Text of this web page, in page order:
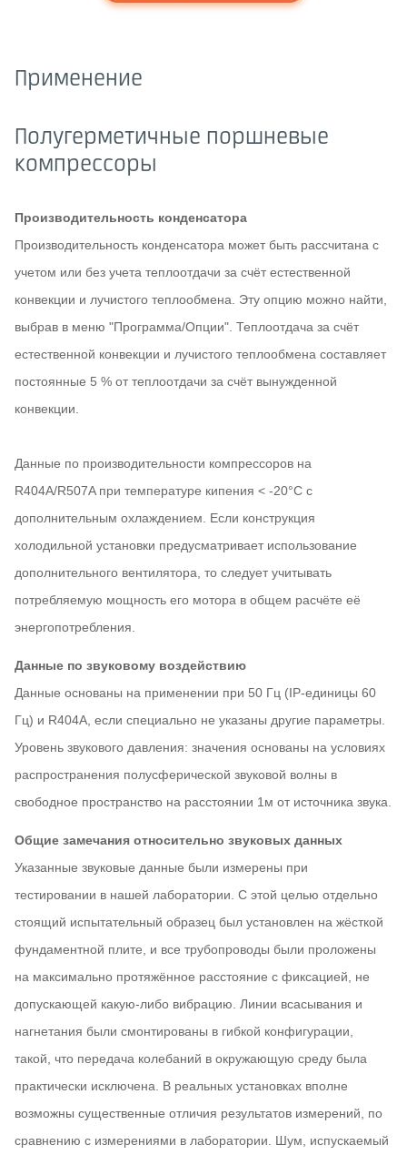
Применение
Полугерметичные поршневые
компрессоры
Производительность конденсатора
Производительность конденсатора может быть рассчитана с
учетом или без учета теплоотдачи за счёт естественной
конвекции и лучистого теплообмена. Эту опцию можно найти,
выбрав в меню "Программа/Опции". Теплоотдача за счёт
естественной конвекции и лучистого теплообмена составляет
постоянные 5 % от теплоотдачи за счёт вынужденной
конвекции.
Данные по производительности компрессоров на
R404A/R507A при температуре кипения < -20°С с
дополнительным охлаждением. Если конструкция
холодильной установки предусматривает использование
дополнительного вентилятора, то следует учитывать
потребляемую мощность его мотора в общем расчёте её
энергопотребления.
Данные по звуковому воздействию
Данные основаны на применении при 50 Гц (IP-единицы 60
Гц) и R404A, если специально не указаны другие параметры.
Уровень звукового давления: значения основаны на условиях
распространения полусферической звуковой волны в
свободное пространство на расстоянии 1м от источника звука.
Общие замечания относительно звуковых данных
Указанные звуковые данные были измерены при
тестировании в нашей лаборатории. С этой целью отдельно
стоящий испытательный образец был установлен на жёсткой
фундаментной плите, и все трубопроводы были проложены
на максимально протяжённое расстояние с фиксацией, не
допускающей какую-либо вибрацию. Линии всасывания и
нагнетания были смонтированы в гибкой конфигурации,
такой, что передача колебаний в окружающую среду была
практически исключена. В реальных установках вполне
возможны существенные отличия результатов измерений, по
сравнению с измерениями в лаборатории. Шум, испускаемый